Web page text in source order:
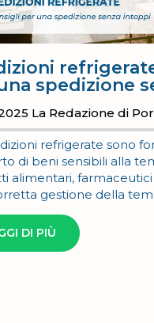
spedizione
La Redazione di
refrigerate sono
di beni sensibili alla
alimentari,
gestione della
DI PIÙ